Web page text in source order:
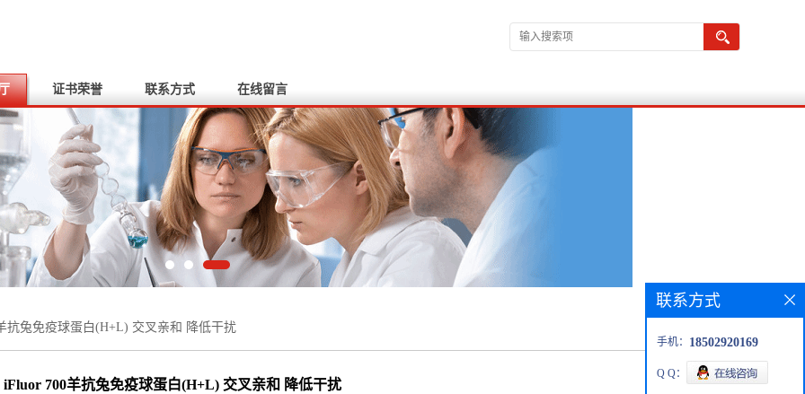
证书荣誉 联系方式 在线留言
抗兔免疫球蛋白(H+L) 交叉亲和 降低干扰
iFluor 700羊抗兔免疫球蛋白(H+L) 交叉亲和 降低干扰
联系方式
手机： 18502920169
Q Q：